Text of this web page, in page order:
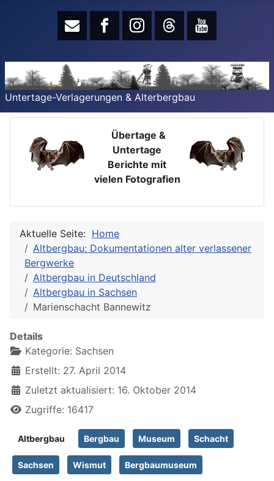
Untertage-Verlagerungen & Alterbergbau
Übertage &
Untertage
Berichte mit
vielen Fotografien
Aktuelle Seite: Home
Altbergbau: Dokumentationen alter verlassener
Bergwerke
Altbergbau in Deutschland
Altbergbau in Sachsen
Marienschacht Bannewitz
Details
Kategorie: Sachsen
Erstellt: 27. April 2014
Zuletzt aktualisiert: 16. Oktober 2014
Zugriffe: 16417
Altbergbau Bergbau Museum Schacht
Sachsen Wismut Bergbaumuseum